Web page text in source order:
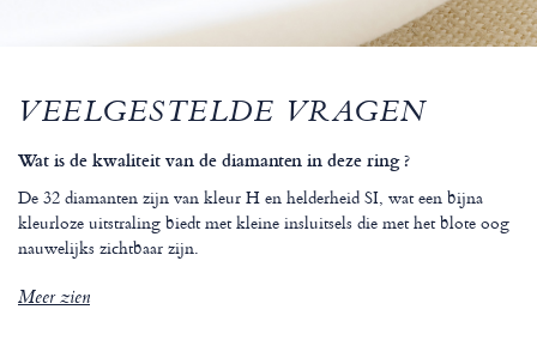
VEELGESTELDE VRAGEN
Wat is de kwaliteit van de diamanten in deze ring ?
De 32 diamanten zijn van kleur H en helderheid SI, wat een bijna
kleurloze uitstraling biedt met kleine insluitsels die met het blote oog
nauwelijks zichtbaar zijn.
Meer zien